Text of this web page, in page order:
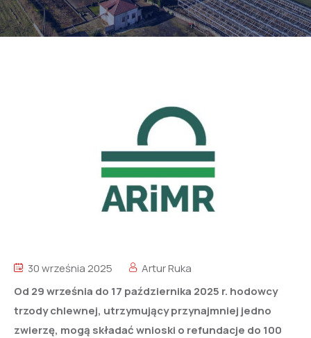
30 września 2025
Artur Ruka
Od 29 września do 17 października 2025 r. hodowcy
trzody chlewnej, utrzymujący przynajmniej jedno
zwierzę, mogą składać wnioski o refundacje do 100